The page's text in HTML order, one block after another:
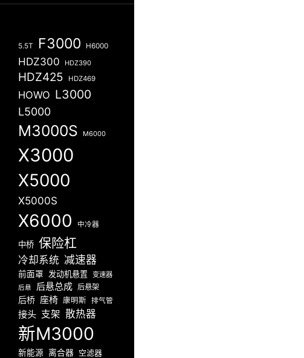
5.5T F3000 H6000
HDZ300 HDZ390
HDZ425 HDZ469
HOWO L3000
L5000
M3000S M6000
X3000
X5000
X5000S
X6000 中冷器
中桥 保险杠
冷却系统 减速器
前面罩 发动机悬置 变速器
后悬 后悬总成 后悬架
后桥 座椅 康明斯 排气管
接头 支架 散热器
新M3000
新能源 离合器 空滤器